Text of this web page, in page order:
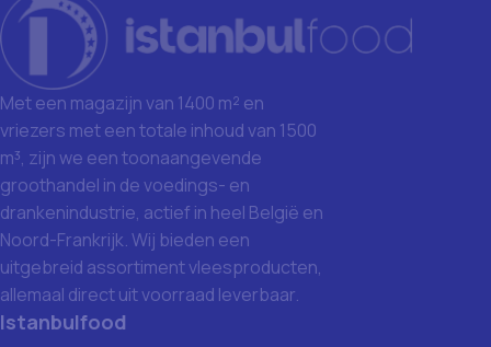
Met een magazijn van 1400 m² en
vriezers met een totale inhoud van 1500
m³, zijn we een toonaangevende
groothandel in de voedings- en
drankenindustrie, actief in heel België en
Noord-Frankrijk. Wij bieden een
uitgebreid assortiment vleesproducten,
allemaal direct uit voorraad leverbaar.
Istanbulfood